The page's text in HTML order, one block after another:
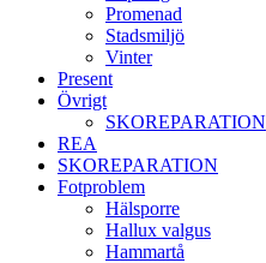
Promenad
Stadsmiljö
Vinter
Present
Övrigt
SKOREPARATION
REA
SKOREPARATION
Fotproblem
Hälsporre
Hallux valgus
Hammartå